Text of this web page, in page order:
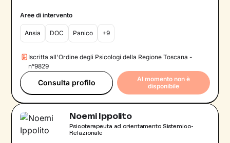
Aree di intervento
Ansia DOC Panico +9
Iscritta all'Ordine degli Psicologi della Regione Toscana -
n°9829
Consulta profilo
Al momento non è
disponibile
Noemi Ippolito
Psicoterapeuta ad orientamento Sistemico-
Relazionale